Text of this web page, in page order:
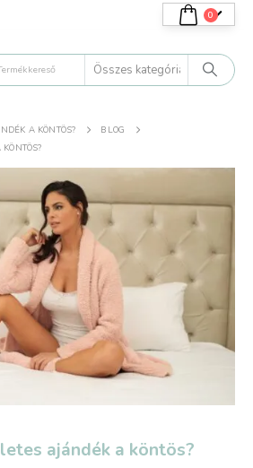
0
A KÖNTÖS?
BLOG
ajándék a köntös?